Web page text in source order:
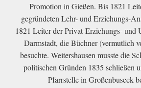
Promotion in Gießen. Bis 1821
gegründeten Lehr- und Erziehungs-
1821 Leiter der Privat-Erziehungs- und
Darmstadt, die Büchner (vermutlich
besuchte. Weitershausen musste die
politischen Gründen 1835 schließen
Pfarrstelle in Großenbuseck